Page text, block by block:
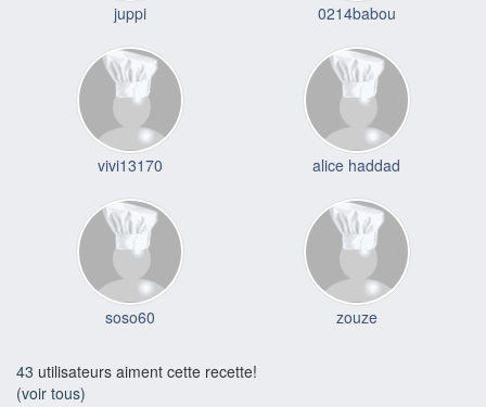
juppi 0214babou
vivi13170 alice haddad
soso60 zouze
43 utilisateurs aiment cette recette!
(voir tous)